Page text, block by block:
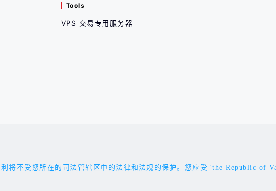
Tools
VPS 交易专用服务器
将不受您所在的司法管辖区中的法律和法规的保护。您应受 'the Republic of